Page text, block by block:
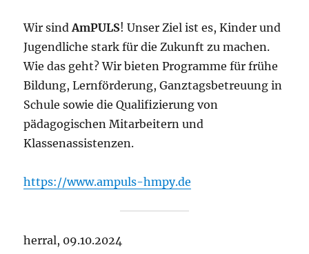
Wir sindAmPULS! Unser Ziel ist es, Kinder und
Jugendliche stark für die Zukunft zu machen.
Wie das geht? Wir bieten Programme für frühe
Bildung, Lernförderung, Ganztagsbetreuung in
Schule sowie die Qualifizierung von
pädagogischen Mitarbeitern und
Klassenassistenzen.
https://www.ampuls-hmpy.de
herral, 09.10.2024